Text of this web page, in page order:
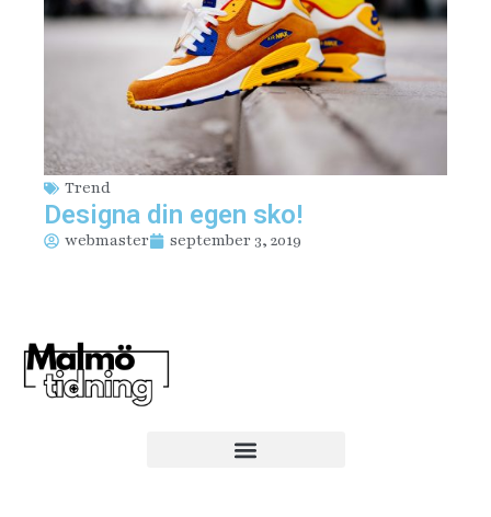
Trend
Designa din egen sko!
webmaster september 3, 2019